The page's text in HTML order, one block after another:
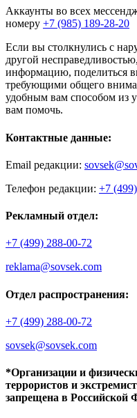
Аккаунты во всех
номеру +7 (985) 189-28-20
Если вы столкнулись с
другой
информацию, поделиться
требующими общего
удобным вам способом из
вам помочь.
Контактные данные:
Email редакции:
Телефон редакции: +7
Рекламный отдел:
+7 (499) 288-00-72
reklama@sovsek.com
Отдел распространения:
+7 (499) 288-00-72
sovsek@sovsek.com
*Организации и
террористов и
запрещена в Российской